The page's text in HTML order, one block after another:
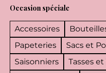
Occasion spéciale
Accessoires
Papeteries
Sacs et
Saisonniers
Tasses et